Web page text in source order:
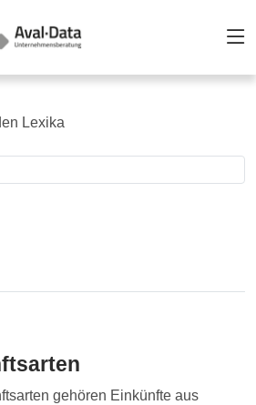
Lexika
gehören Einkünfte aus